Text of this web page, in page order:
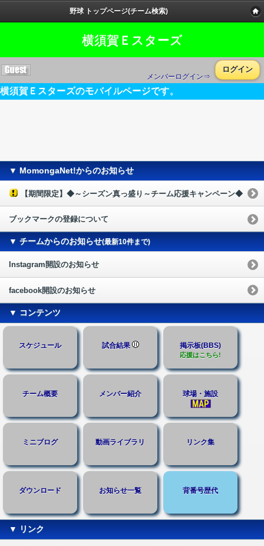
野球 トップページ(チーム検索)
横須賀Ｅスターズ
メンバーログイン⇒
ログイン
横須賀Ｅスターズのモバイルページです。
▼ MomongaNet!からのお知らせ
【期間限定】◆～シーズン真っ盛り～チーム応援キャンペーン◆
ブックマークの登録について
▼ チームからのお知らせ(最新10件まで)
Instagram開設のお知らせ
facebook開設のお知らせ
▼ コンテンツ
スケジュール 試合結果 掲示板(BBS)
応援はこちら!
チーム概要 メンバー紹介 球場・施設
ミニブログ 動画ライブラリ リンク集
ダウンロード お知らせ一覧 背番号歴代
▼ リンク